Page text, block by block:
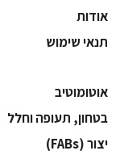
אודות
תנאי שימוש
אוטומוטיב
בטחון, תעופה וחלל
‫יצור (‪(FABs‬‬